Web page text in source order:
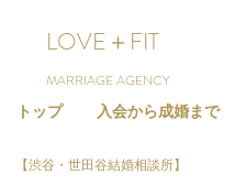
LOVE＋FIT
MARRIAGE AGENCY
トップ
入会から成婚まで
【渋谷・世田谷結婚相談所】